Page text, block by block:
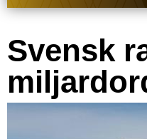
Svensk